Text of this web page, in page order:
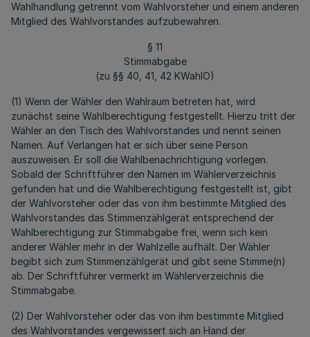
Wahlhandlung getrennt vom Wahlvorsteher und einem anderen
Mitglied des Wahlvorstandes aufzubewahren.
§ 11
Stimmabgabe
(zu §§ 40, 41, 42 KWahlO)
(1) Wenn der Wähler den Wahlraum betreten hat, wird
zunächst seine Wahlberechtigung festgestellt. Hierzu tritt der
Wähler an den Tisch des Wahlvorstandes und nennt seinen
Namen. Auf Verlangen hat er sich über seine Person
auszuweisen. Er soll die Wahlbenachrichtigung vorlegen.
Sobald der Schriftführer den Namen im Wählerverzeichnis
gefunden hat und die Wahlberechtigung festgestellt ist, gibt
der Wahlvorsteher oder das von ihm bestimmte Mitglied des
Wahlvorstandes das Stimmenzählgerät entsprechend der
Wahlberechtigung zur Stimmabgabe frei, wenn sich kein
anderer Wähler mehr in der Wahlzelle aufhält. Der Wähler
begibt sich zum Stimmenzählgerät und gibt seine Stimme(n)
ab. Der Schriftführer vermerkt im Wählerverzeichnis die
Stimmabgabe.
(2) Der Wahlvorsteher oder das von ihm bestimmte Mitglied
des Wahlvorstandes vergewissert sich an Hand der